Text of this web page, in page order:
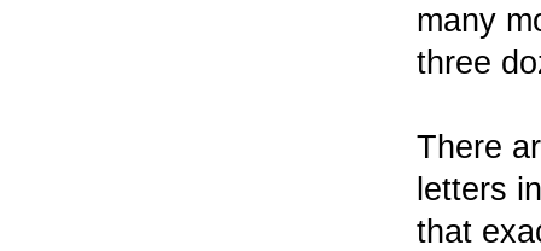
many
three
There
letters
that